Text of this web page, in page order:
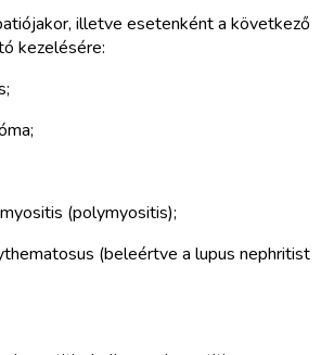
illetve esetenként a következő
kezelésére:
(polymyositis);
(beleértve a lupus nephritist